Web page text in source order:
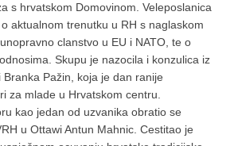
s hrvatskom Domovinom. Veleposlanica
aktualnom trenutku u RH s naglaskom
clanstvo u EU i NATO, te o
Skupu je nazocila i konzulica iz
Pažin, koja je dan ranije
za mlade u Hrvatskom centru.
kao jedan od uzvanika obratio se
u Ottawi Antun Mahnic. Cestitao je